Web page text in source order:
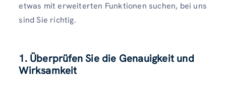
etwas mit erweiterten Funktionen suchen, bei uns
sind Sie richtig.
1. Überprüfen Sie die Genauigkeit und
Wirksamkeit